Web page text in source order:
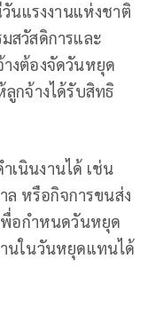
นแรงงานแห่งชาติ
สวัสดิการและ
งต้องจัดวันหยุด
กจ้างได้รับสิทธิ
เนินงานได้ เช่น
ล หรือกิจการขนส่ง
พื่อกำหนดวันหยุด
นในวันหยุดแทนได้